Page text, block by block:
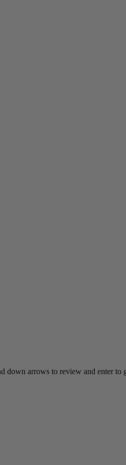
down arrows to review and enter